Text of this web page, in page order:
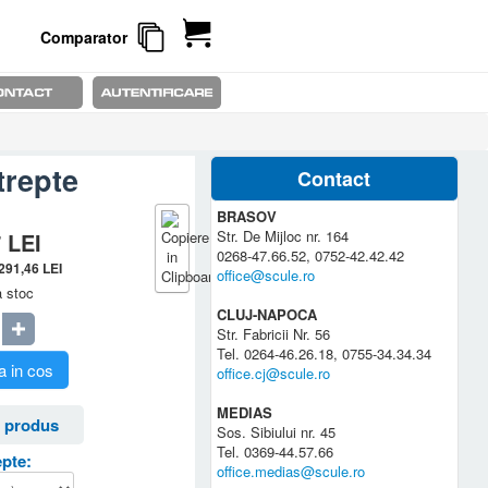
Comparator
LEI
LEI
stoc
in cos
produs
Contact
BRASOV
Str. De Mijloc nr. 164
0268-47.66.52, 0752-42.42.42
office@scule.ro
CLUJ-NAPOCA
Str. Fabricii Nr. 56
Tel. 0264-46.26.18, 0755-34.34.34
office.cj@scule.ro
MEDIAS
Sos. Sibiului nr. 45
Tel. 0369-44.57.66
office.medias@scule.ro